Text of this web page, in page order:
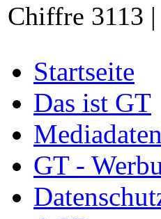
Chiffre 3113
Startseite
Das ist GT
Mediadaten
GT -